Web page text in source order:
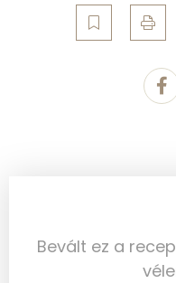
Többszörösen
Ásványi anyagok
Bevált ez a